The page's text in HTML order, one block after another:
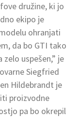
družine, ki jo
ekipo je
ohranjati
da bo GTI tako
uspešen,” je
Siegfried
Hildebrandt je
proizvodne
pa bo okrepil